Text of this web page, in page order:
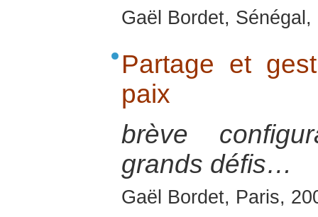
Gaël Bordet,
Partage et
paix
brève
grands défis…
Gaël Bordet, Paris,